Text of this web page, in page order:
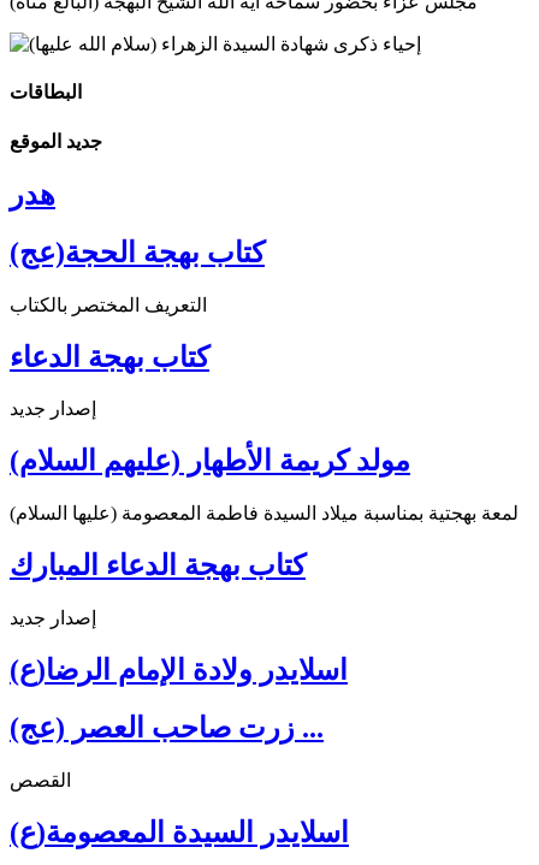
البطاقات
جديد الموقع
هدر
كتاب بهجة الحجة(عج)
التعريف المختصر بالكتاب
كتاب بهجة الدعاء
إصدار جديد
مولد كريمة الأطهار (عليهم السلام)
لمعة بهجتية بمناسبة ميلاد السيدة فاطمة المعصومة (عليها السلام)
كتاب بهجة الدعاء المبارك
إصدار جديد
اسلايدر ولادة الإمام الرضا(ع)
زرت صاحب العصر (عج) ...
القصص
اسلايدر السيدة المعصومة(ع)